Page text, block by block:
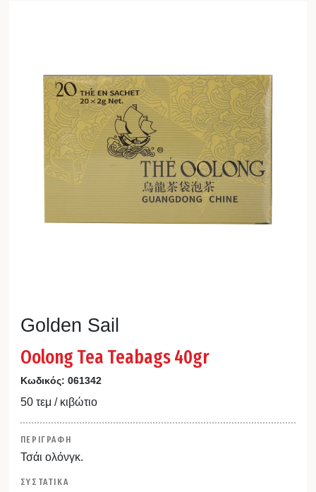
Golden Sail
Oolong Tea Teabags 40gr
Κωδικός: 061342
50 τεμ / κιβώτιο
ΠΕΡΙΓΡΑΦΗ
Τσάι ολόνγκ.
ΣΥΣΤΑΤΙΚΑ